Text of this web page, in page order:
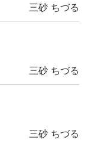
三砂 ちづる
三砂 ちづる
三砂 ちづる